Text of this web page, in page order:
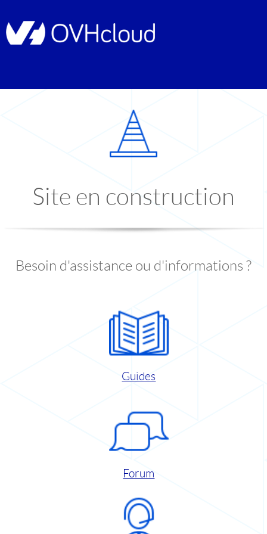
Site en construction
Besoin d'assistance ou d'informations ?
Guides
Forum